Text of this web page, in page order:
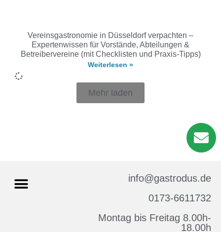
Vereinsgastronomie in Düsseldorf verpachten –
Expertenwissen für Vorstände, Abteilungen &
Betreibervereine (mit Checklisten und Praxis-Tipps)
Weiterlesen »
Mehr laden
info@gastrodus.de
0173-6611732
Montag bis Freitag 8.00h-
18.00h